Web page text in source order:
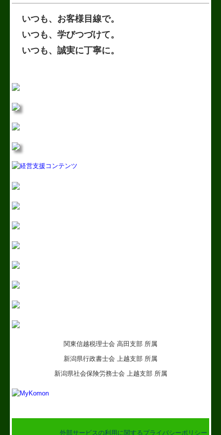
関東信越税理士会 高田支部 所属
新潟県行政書士会 上越支部 所属
新潟県社会保険労務士会 上越支部 所属
いつも、お客様目線で。
いつも、学びつづけて。
いつも、誠実に丁寧に。
外部サービスの利用に関するプライバシーポリシー